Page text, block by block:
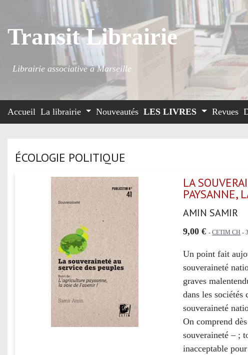
Transit Librairie
Librairie associative à Marseille
Accueil La librairie Nouveautés LES LIVRES Revues
ÉCOLOGIE POLITIQUE
LA
PAYSANNE,
AMIN SAMIR
9,00 € -CETIM CH -
Un point fait
souveraineté
graves
dans les
souveraineté
On comprend
souveraineté ‒ ;
inacceptable